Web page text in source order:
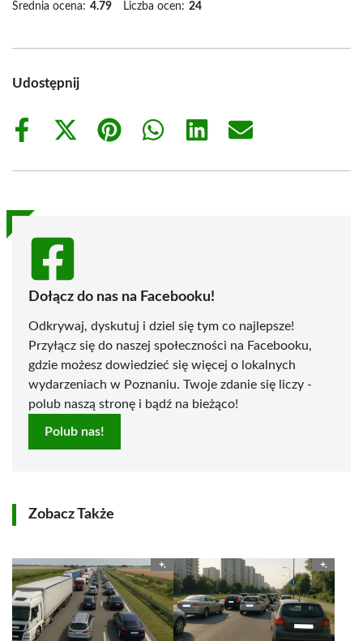
Średnia ocena: 4.79 Liczba ocen: 24
Udostępnij
Share
Share
(Twitter)
Share
Share
Share
Share
Dołącz do nas na Facebooku!
Odkrywaj, dyskutuj i dziel się tym co najlepsze!
Przyłącz się do naszej społeczności na Facebooku,
gdzie możesz dowiedzieć się więcej o lokalnych
wydarzeniach w Poznaniu. Twoje zdanie się liczy -
polub naszą stronę i bądź na bieżąco!
Polub nas!
Zobacz Także